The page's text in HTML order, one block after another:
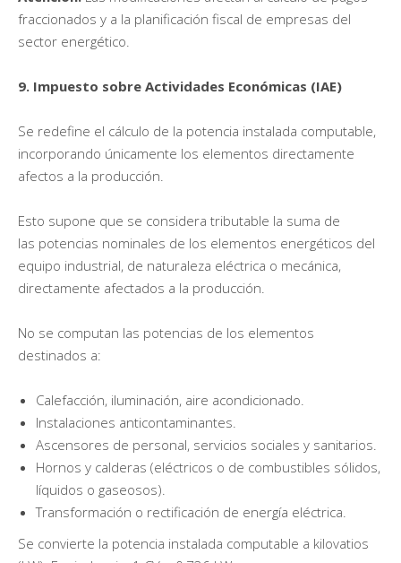
fraccionados y a la planificación fiscal de empresas del
sector energético.
9. Impuesto sobre Actividades Económicas (IAE)
Se redefine el cálculo de la potencia instalada computable,
incorporando únicamente los elementos directamente
afectos a la producción.
Esto supone que se considera tributable la suma de
las potencias nominales de los elementos energéticos del
equipo industrial, de naturaleza eléctrica o mecánica,
directamente afectados a la producción.
No se computan las potencias de los elementos
destinados a:
Calefacción, iluminación, aire acondicionado.
Instalaciones anticontaminantes.
Ascensores de personal, servicios sociales y sanitarios.
Hornos y calderas (eléctricos o de combustibles sólidos,
líquidos o gaseosos).
Transformación o rectificación de energía eléctrica.
Se convierte la potencia instalada computable a kilovatios